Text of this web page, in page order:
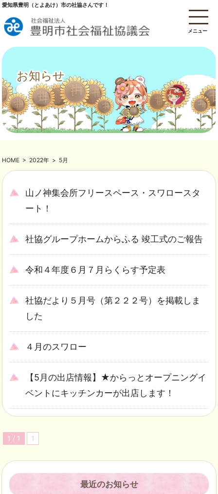
メニュー
愛知県豊明（とよあけ）市の社協さんです！
お知らせ
HOME > 2022年 > 5月
山ノ神集会所フリースペース・スワロースタ
ート！
社協グループホームからふる 竣工式のご報告
令和４年度６月７月らくらす予定表
社協だより５月号（第２２２号）を掲載しま
した
４月のスワロー
【5月の出店情報】★からっとオープニングイ
ベントにキッチンカーが出店します！
1 / 1 1
最近のお知らせ